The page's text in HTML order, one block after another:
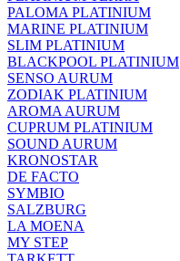
PALOMA PLATINIUM
MARINE PLATINIUM
SLIM PLATINIUM
BLACKPOOL PLATINIUM
SENSO AURUM
ZODIAK PLATINIUM
AROMA AURUM
CUPRUM PLATINIUM
SOUND AURUM
KRONOSTAR
DE FACTO
SYMBIO
SALZBURG
LA MOENA
MY STEP